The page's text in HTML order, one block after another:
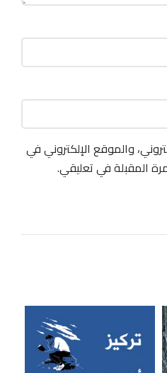
والموقع الإلكتروني في
المقبلة في تعليقي.